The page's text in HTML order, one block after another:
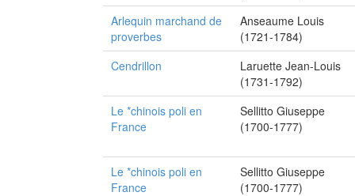
Arlequin marchand de
proverbes
Anseaume Louis
(1721-1784)
Cendrillon
Laruette Jean-Louis
(1731-1792)
Le *chinois poli en
France
Sellitto Giuseppe
(1700-1777)
Le *chinois poli en
France
Sellitto Giuseppe
(1700-1777)